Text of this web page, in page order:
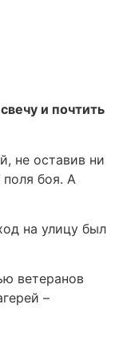
и почтить
не оставив ни
боя. А
на улицу был
ветеранов
–